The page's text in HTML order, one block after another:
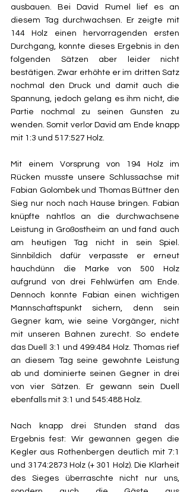
ausbauen. Bei David Rumel lief es an
diesem Tag durchwachsen. Er zeigte mit
144 Holz einen hervorragenden ersten
Durchgang, konnte dieses Ergebnis in den
folgenden Sätzen aber leider nicht
bestätigen. Zwar erhöhte er im dritten Satz
nochmal den Druck und damit auch die
Spannung, jedoch gelang es ihm nicht, die
Partie nochmal zu seinen Gunsten zu
wenden. Somit verlor David am Ende knapp
mit 1:3 und 517:527 Holz.
Mit einem Vorsprung von 194 Holz im
Rücken musste unsere Schlussachse mit
Fabian Golombek und Thomas Büttner den
Sieg nur noch nach Hause bringen. Fabian
knüpfte nahtlos an die durchwachsene
Leistung in Großostheim an und fand auch
am heutigen Tag nicht in sein Spiel.
Sinnbildich dafür verpasste er erneut
hauchdünn die Marke von 500 Holz
aufgrund von drei Fehlwürfen am Ende.
Dennoch konnte Fabian einen wichtigen
Mannschaftspunkt sichern, denn sein
Gegner kam, wie seine Vorgänger, nicht
mit unseren Bahnen zurecht. So endete
das Duell 3:1 und 499:484 Holz. Thomas rief
an diesem Tag seine gewohnte Leistung
ab und dominierte seinen Gegner in drei
von vier Sätzen. Er gewann sein Duell
ebenfalls mit 3:1 und 545:488 Holz.
Nach knapp drei Stunden stand das
Ergebnis fest: Wir gewannen gegen die
Kegler aus Rothenbergen deutlich mit 7:1
und 3174:2873 Holz (+ 301 Holz). Die Klarheit
des Sieges überraschte nicht nur uns,